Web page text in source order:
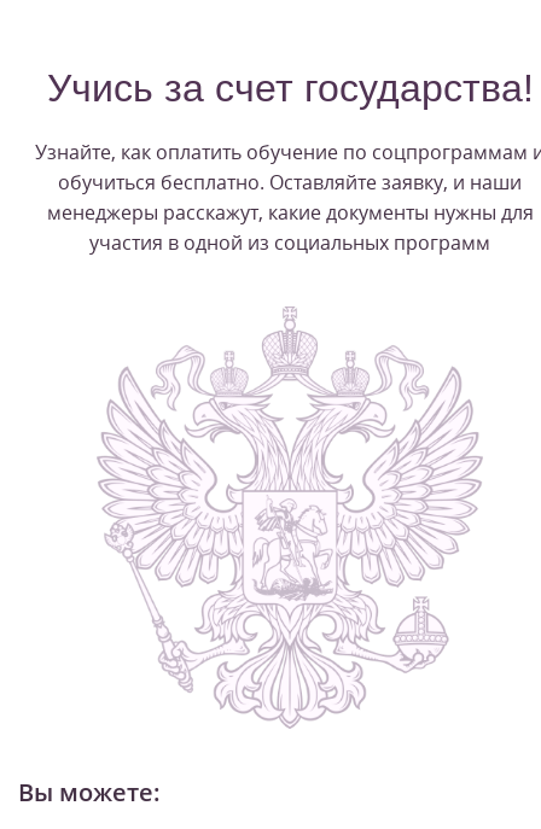
Учись за счет государства!
Узнайте, как оплатить обучение по соцпрограммам
обучиться бесплатно. Оставляйте заявку, и наши
менеджеры расскажут, какие документы нужны для
участия в одной из социальных программ
Вы можете: